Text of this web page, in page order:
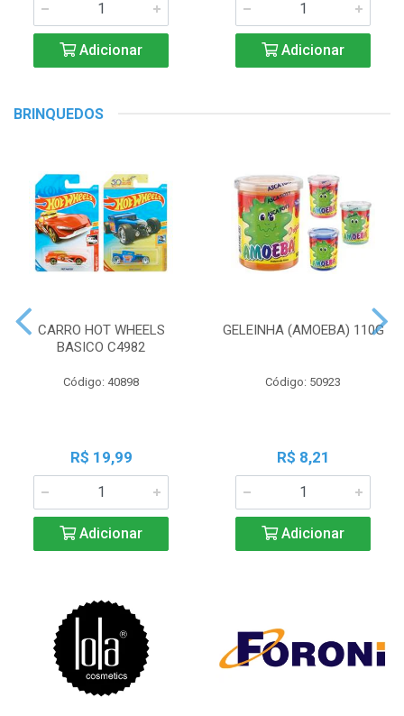
Adicionar Adicionar
BRINQUEDOS
CARRO HOT WHEELS
BASICO C4982
Código: 40898
R$ 19,99
Adicionar
GELEINHA (AMOEBA) 110G
Código: 50923
R$ 8,21
Adicionar